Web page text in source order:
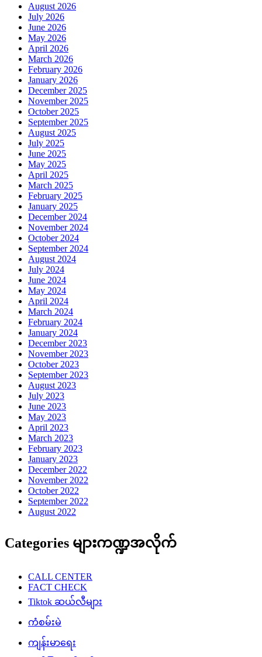
August 2026
July 2026
June 2026
May 2026
April 2026
March 2026
February 2026
January 2026
December 2025
November 2025
October 2025
September 2025
August 2025
July 2025
June 2025
May 2025
April 2025
March 2025
February 2025
January 2025
December 2024
November 2024
October 2024
September 2024
August 2024
July 2024
June 2024
May 2024
April 2024
March 2024
February 2024
January 2024
December 2023
November 2023
October 2023
September 2023
August 2023
July 2023
June 2023
May 2023
April 2023
March 2023
February 2023
January 2023
December 2022
November 2022
October 2022
September 2022
August 2022
Categories များကဏ္ဍအလိုက်
CALL CENTER
FACT CHECK
Tiktok ဆယ်လီများ
ကံစမ်းမဲ
ကျန်းမာရေး